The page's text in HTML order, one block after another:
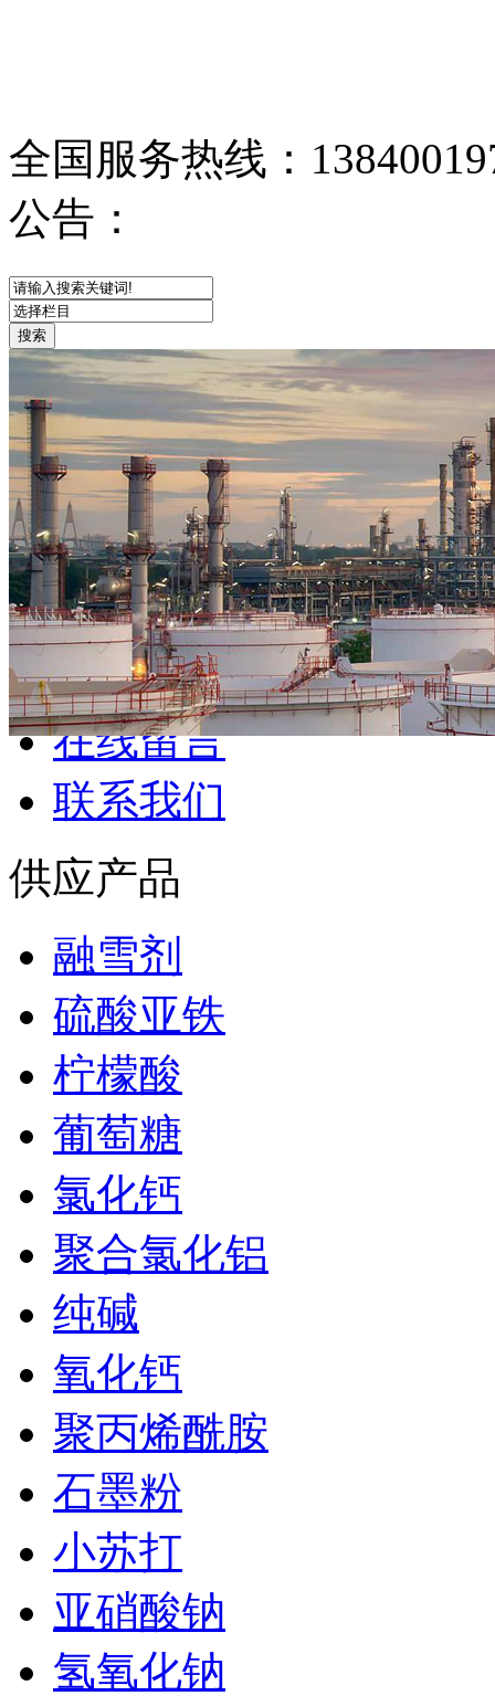
全国服务热线：
公告：
网站首页
关于我们
供应产品
融雪剂硫酸亚铁柠檬酸葡萄糖氯化钙聚合氯化 ...纯碱氧
碱
磷酸三钠 草酸
库房产品
炯道库房
在线留言
联系我们
供应产品
融雪剂
硫酸亚铁
柠檬酸
葡萄糖
氯化钙
聚合氯化铝
纯碱
氧化钙
聚丙烯酰胺
石墨粉
小苏打
亚硝酸钠
氢氧化钠